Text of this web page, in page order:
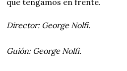
Director: George Nolfi.
Guión: George Nolfi.